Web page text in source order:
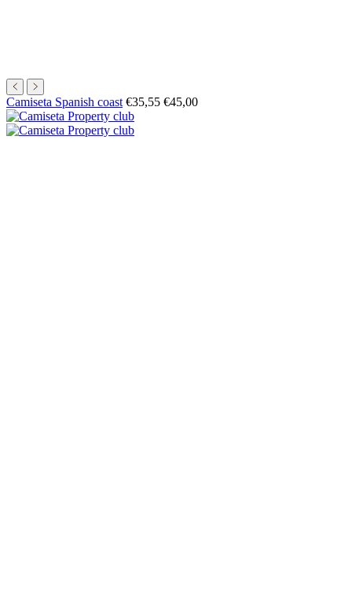
Camiseta Spanish coast Precio
de
oferta
€35,55 Precio
€45,00